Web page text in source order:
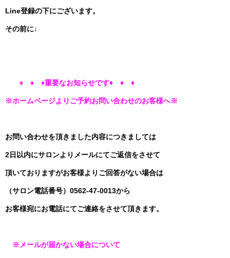
Line登録の下にございます。
その前に↓
♦ ♦ ♦重要なお知らせです♦ ♦ ♦
※ホームページよりご予約お問い合わせのお客様へ※
お問い合わせを頂きました内容につきましては
2日以内にサロンよりメールにてご返信をさせて
頂いておりますがお客様よりご回答がない場合は
（サロン電話番号）0562‐47‐0013から
お客様宛にお電話にてご連絡をさせて頂きます。
※メールが届かない場合について